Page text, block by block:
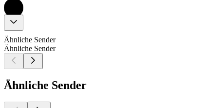
Ähnliche Sender
Ähnliche Sender
Ähnliche Sender